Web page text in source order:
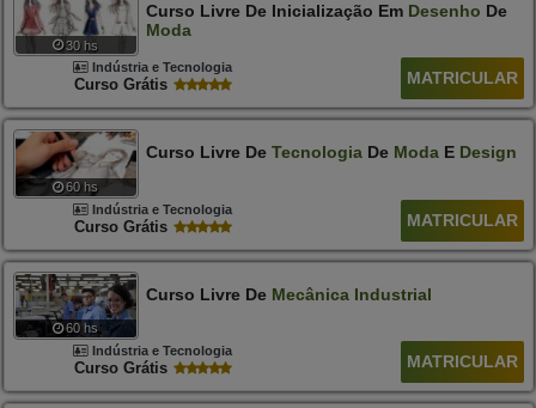
30 hs
Curso Livre De Inicialização Em Desenho De
Moda
Indústria e Tecnologia
Curso Grátis MATRICULAR
60 hs
Curso Livre De TecnologiaDe ModaE Design
Indústria e Tecnologia
Curso Grátis MATRICULAR
60 hs
Curso Livre De Mecânica Industrial
Indústria e Tecnologia
Curso Grátis MATRICULAR